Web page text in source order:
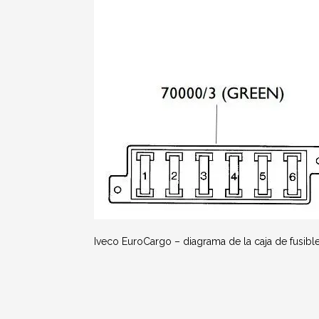
Iveco EuroCargo – diagrama de la caja de